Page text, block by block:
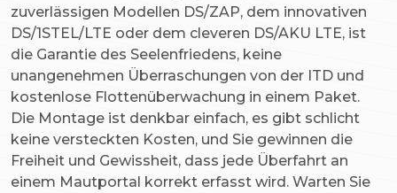
zuverlässigen Modellen DS/ZAP, dem innovativen
DS/1STEL/LTE oder dem cleveren DS/AKU LTE, ist
die Garantie des Seelenfriedens, keine
unangenehmen Überraschungen von der ITD und
kostenlose Flottenüberwachung in einem Paket.
Die Montage ist denkbar einfach, es gibt schlicht
keine versteckten Kosten, und Sie gewinnen die
Freiheit und Gewissheit, dass jede Überfahrt an
einem Mautportal korrekt erfasst wird. Warten Sie